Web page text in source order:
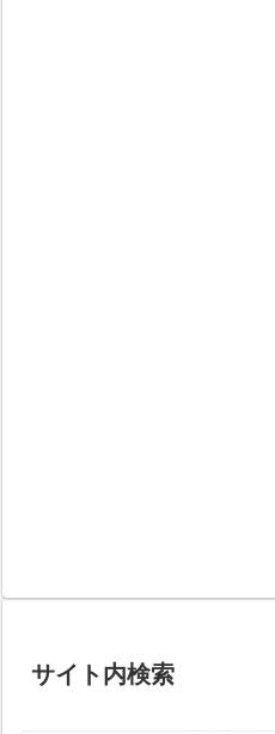
サイト内検索